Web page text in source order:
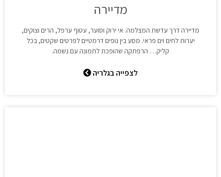
מדיירה
מדיירה דרך עדשת המצלמה. אי ירוק וסוער, עטוף ערפל, הרים וצוקים,
יערות לחים וים פראי. מסע בין נופים דרמטיים לפרטים שקטים, בכל
קליק… הרפתקה שהופכת לתמונה עם נשמה.
לצפייה בגלריה